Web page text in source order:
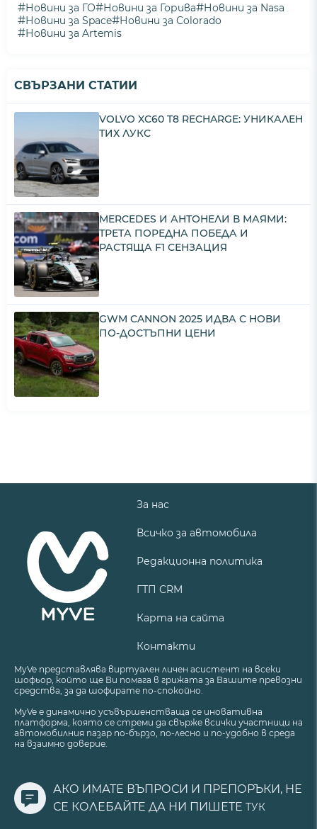
#Новини за ГО#Новини за Горива#Новини за Nasa
#Новини за Space#Новини за Colorado
#Новини за Artemis
СВЪРЗАНИ СТАТИИ
VOLVO XC60 T8 RECHARGE: УНИКАЛЕН
ТИХ ЛУКС
MERCEDES И АНТОНЕЛИ В МАЯМИ:
ТРЕТА ПОРЕДНА ПОБЕДА И
РАСТЯЩА F1 СЕНЗАЦИЯ
GWM CANNON 2025 ИДВА С НОВИ
ПО-ДОСТЪПНИ ЦЕНИ
За нас
Всичко за автомобила
Редакционна политика
ГТП CRM
Карта на сайта
Контакти
MyVe представлява виртуален личен асистент на всеки
шофьор, който ще Ви помага в грижата за Вашите превозни
средства, за да шофирате по-спокойно.
MyVe е динамично усъвършенстваща се иновативна
платформа, която се стреми да свърже всички участници на
автомобилния пазар по-бързо, по-лесно и по-удобно в среда
на взаимно доверие.
АКО ИМАТЕ ВЪПРОСИ И ПРЕПОРЪКИ, НЕ
СЕ КОЛЕБАЙТЕ ДА НИ ПИШЕТЕ ТУК